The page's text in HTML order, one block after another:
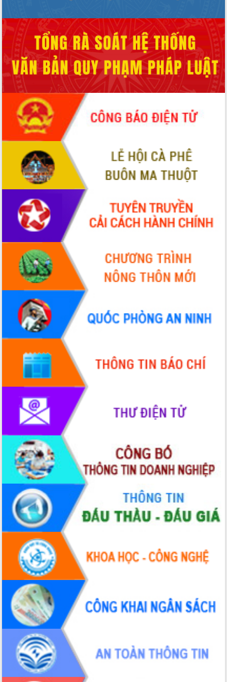
Diễn đàn Kinh tế tư nhân Việt Nam đột
phá cơ chế - Hợp tác công tư
Đề án 06 tạo bước ngoặt đột phá trong
cải cách hành chính tỉnh Đắk Lắk
Kết nối tour, đẩy mạnh chuyển đổi số
để phát triển du lịch Đắk Lắk
Khởi động Dự án Đầu tư xây dựng hạ
tầng kỹ thuật Cụm công nghiệp Tân
Tiến
Gặp mặt các cơ quan báo chí nhân Kỷ
niệm 101 năm Ngày Báo chí Cách
mạng Việt Nam
Đắk Lắk sơ kết 4 năm triển khai thực
hiện Đề án 06 của Chính phủ
Họp báo thông tin về Hội nghị Công bố
Quy hoạch và Xúc tiến đầu tư tỉnh Đắk
Khơi thông điểm nghẽn, đẩy nhanh
giải ngân vốn khắc phục thiên tai
HĐND tỉnh thông qua điều chỉnh Quy
hoạch tỉnh thời kỳ 2021-2030
Hội thảo góp ý hồ sơ điều chỉnh quy
hoạch tỉnh Đắk Lắk thời kỳ 2021-2030,
tầm nhìn đến năm 2050
Nâng cao hiệu quả hoạt động của các
doanh nghiệp nhà nước
Hội nghị triển khai kết nối mạng
truyền số liệu chuyên dùng phục vụ cơ
quan Đảng, Nhà nước
Lễ phát động chuỗi hoạt động chung
tay làm sạch môi trường
Xã Ea Kar bước chuyển mình trong
công tác cải cách hành chính mô hình
mới
UBND tỉnh họp báo định kỳ tháng 4
năm 2026
Hội thảo khoa học “Giải pháp thúc đẩy
phát triển nền kinh tế xanh tại tỉnh
Đắk Lắk”
Tăng cường giám sát, đôn đốc thực
hiện nhiệm vụ quản lý tài sản công
hàng tuần
Tháo gỡ những vướng mắc, đẩy mạnh
công tác cải cách thủ tục hành chính
tại Trung tâm Phục vụ hành chính
công tỉnh
Đắk Lắk: Tôn vinh 46 giải pháp tại Hội
thi Sáng tạo Kỹ thuật 2024 - 2025
Đắk Lắk rà soát, điều chỉnh Đề án 190
về phát triển nuôi trồng thủy sản
Phó Chủ tịch UBND tỉnh Đắk Lắk
Trương Công Thái kiểm tra thực địa
Dự án cao tốc Khánh Hòa - Buôn Ma
Thuột
Định vị cà phê Việt Nam như một “di
sản sống” trong dòng chảy toàn cầu
Xây dựng nông thôn mới: Nâng cao đời
sống người dân từ những mô hình thiết
thực
Quyết liệt tháo gỡ vướng mắc, đẩy